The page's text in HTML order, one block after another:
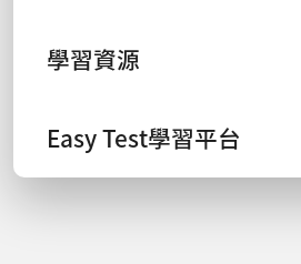
學習資源
Easy Test學習平台